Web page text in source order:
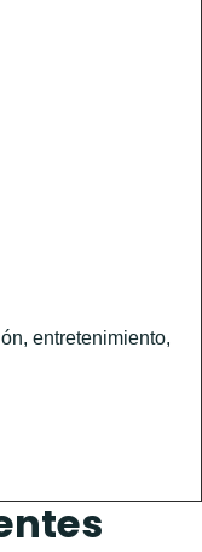
entretenimiento,